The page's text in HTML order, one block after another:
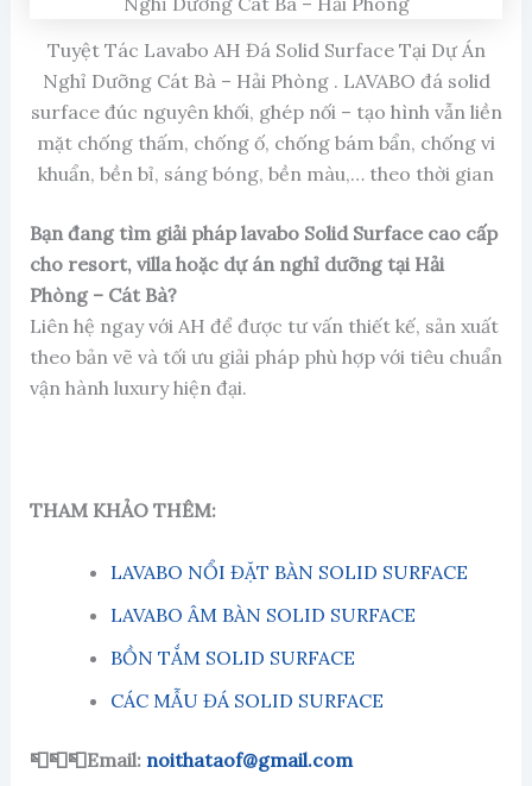
Tuyệt Tác Lavabo AH Đá Solid Surface Tại Dự Án
Nghỉ Dưỡng Cát Bà – Hải Phòng . LAVABO đá solid
surface đúc nguyên khối, ghép nối – tạo hình vẫn liền
mặt chống thấm, chống ố, chống bám bẩn, chống vi
khuẩn, bền bỉ, sáng bóng, bền màu,… theo thời gian
Bạn đang tìm giải pháp lavabo Solid Surface cao cấp
cho resort, villa hoặc dự án nghỉ dưỡng tại Hải
Phòng – Cát Bà?
Liên hệ ngay với AH để được tư vấn thiết kế, sản xuất
theo bản vẽ và tối ưu giải pháp phù hợp với tiêu chuẩn
vận hành luxury hiện đại.
THAM KHẢO THÊM:
LAVABO NỔI ĐẶT BÀN SOLID SURFACE
LAVABO ÂM BÀN SOLID SURFACE
BỒN TẮM SOLID SURFACE
CÁC MẪU ĐÁ SOLID SURFACE
📮📮📮Email: noithataof@gmail.com